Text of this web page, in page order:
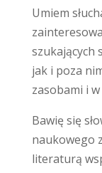
Umiem
szukających
jak i poza
zasobami i
Bawię się
naukowego
literaturą